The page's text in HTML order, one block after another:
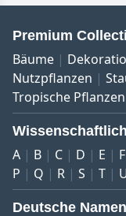
Premium
Bäume
Nutzpflanzen
Tropische Pflanzen
A B C D E F
P
Q R S T
Deutsche Namen